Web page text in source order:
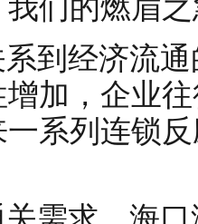
们的燃眉
到经济流
加，企业
系列连锁